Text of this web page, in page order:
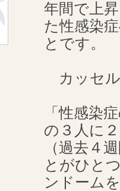
年間で上
た性感染
とです。
カッセル
「性感染
の３人に
（過去４
とがひと
ンドーム